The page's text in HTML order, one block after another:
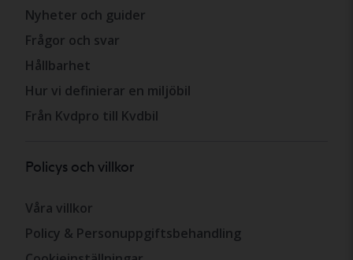
Nyheter och guider
Frågor och svar
Hållbarhet
Hur vi definierar en miljöbil
Från Kvdpro till Kvdbil
Policys och villkor
Våra villkor
Policy & Personuppgiftsbehandling